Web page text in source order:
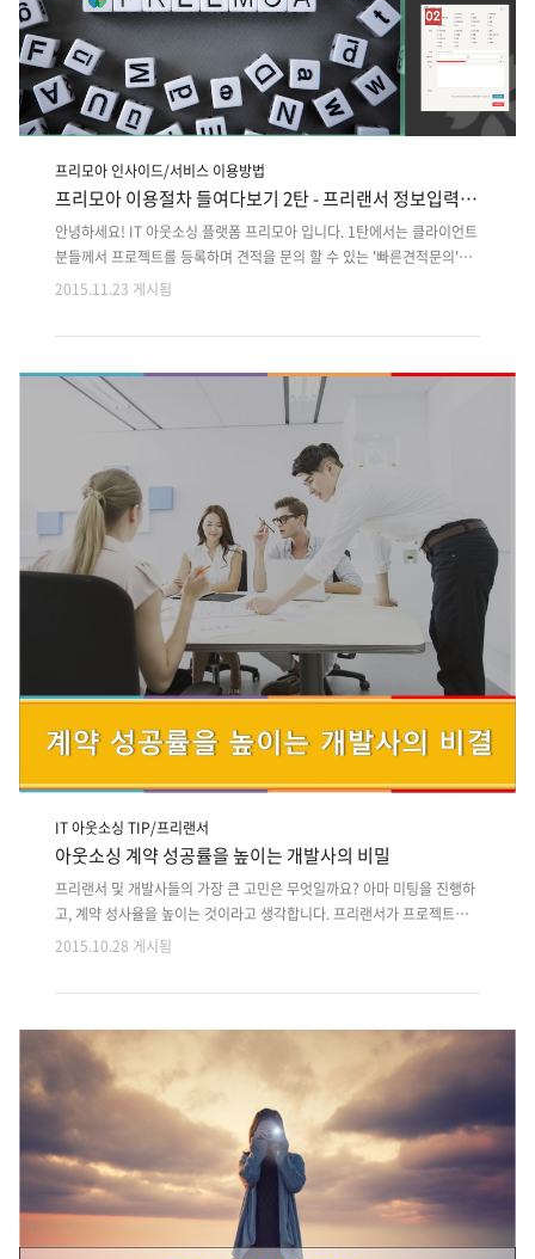
프리모아 인사이드/서비스 이용방법
프리모아 이용절차 들여다보기 2탄 - 프리랜서 정보입력 가
이드
안녕하세요! IT 아웃소싱 플랫폼 프리모아 입니다. 1탄에서는 클라이언트
분들께서 프로젝트를 등록하며 견적을 문의 할 수 있는 '빠른견적문의'에
대한 가이드를 해드렸습니다. [프리모아 들여다보기 1탄 - 견적문의방법]
까요?네! 바로 프로젝트를 함께 진행할 파트너, 프리랜서 분들이 필요합니
5단계로 나누어 놓았습니다.과연 어떤 방법들이 있는지, 바로 프리랜서 정
보입력에 대한 가이드를 시작합니다! 1. www.freemoa.net 에 접속한
다! 2. 웹페이지 상단의 '회원가입'을 누른다!- 기존에 회원가입이 되어있
는 분들은 '로그인'으로 로그인 하시면 됩니다. 3. 자신의 기..
2015.11.23 게시됨
IT 아웃소싱 TIP/프리랜서
아웃소싱 계약 성공률을 높이는 개발사의 비밀
프리랜서 및 개발사들의 가장 큰 고민은 무엇일까요? 아마 미팅을 진행하
고, 계약 성사율을 높이는 것이라고 생각합니다. 프리랜서가 프로젝트에
지원하기 위해 먼거리를 와서 삼자미팅에 참여합니다. 클라이언트의 이야
심히 조율하여도 계약진행이 안 되면 결국 말짱 도로묵이지요.프리모아도
는 것을 깨달았습니다. 열심히 노력했던 미팅이 결국 지원실패 되었을 때
프리랜서는 시간낭비라는 생각과 열정에 대한 상실감을 느끼겠지요. 결국
나중에는 하면 하고, 말면 그만처럼 수동적인 자세가 되어버립니다. 프로
젝트 의뢰를 내 프로젝트처럼 관리해주길 원하는 클라이언트는 그러한 모
습에 또 실망하고 그..
2015.10.28 게시됨